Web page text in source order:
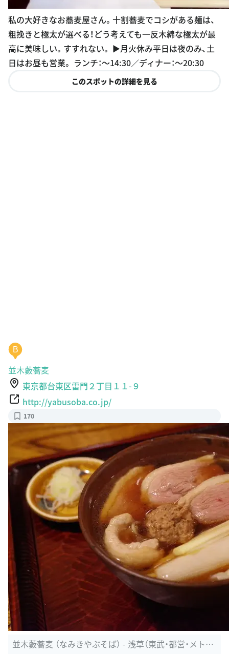
私の大好きなお蕎麦屋さん。十割蕎麦でコシがある麺は、
粗挽きと極太が選べる！どう考えても一反木綿な極太が最
高に美味しい。すすれない。 ▶︎月火休み平日は夜のみ、土
日はお昼も営業。 ランチ：〜14:30／ディナー：〜20:30
このスポットの詳細を見る
並木藪蕎麦
東京都台東区雷門２丁目１１-９
http://yabusoba.co.jp/
170
並木藪蕎麦 （なみきやぶそば） - 浅草（東武・都営・メト
ロ）/そば ...
出典：tabelog.com/tokyo/A1311/A131102/13003650